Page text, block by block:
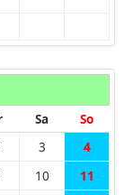
Sa So
3 4
10 11